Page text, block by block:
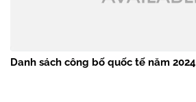
Danh sách công bố quốc tế năm 2024